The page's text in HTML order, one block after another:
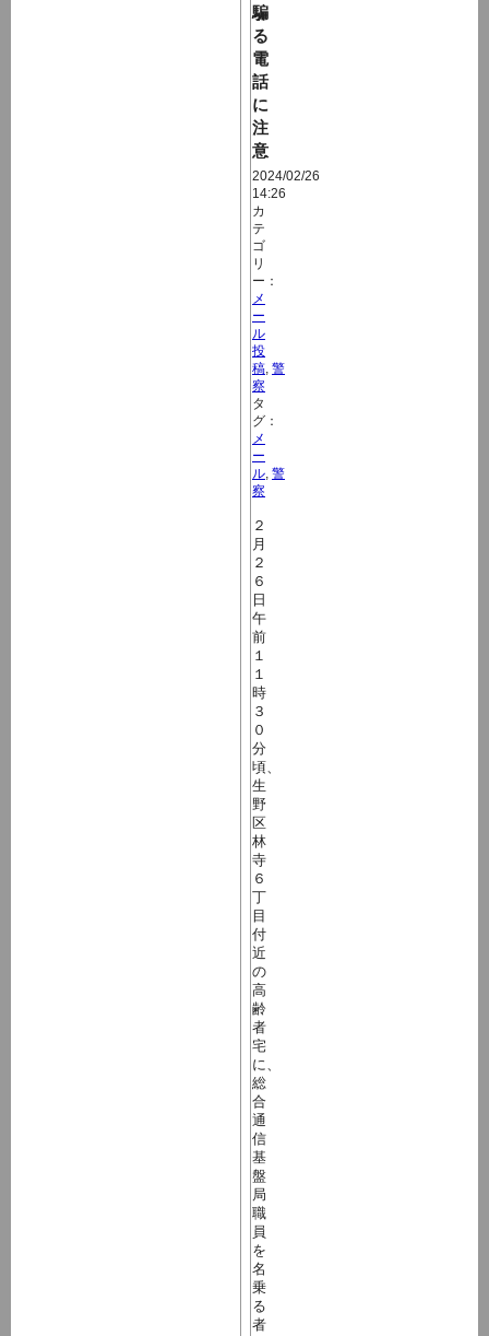
騙
る
電
話
に
注
意
2024/02/26
14:26
カ
テ
ゴ
リ
ー：
メ
ー
ル
投
稿 警
察
タ
グ：
メ
ー
ル 警
察
２
月
２
６
日
午
前
１
１
時
３
０
分
頃、
生
野
区
林
寺
６
丁
目
付
近
の
高
齢
者
宅
に、
総
合
通
信
基
盤
局
職
員
を
名
乗
る
者